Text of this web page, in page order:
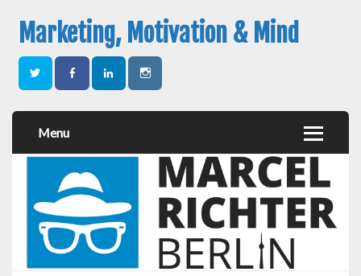
Marketing, Motivation & Mind
Menu